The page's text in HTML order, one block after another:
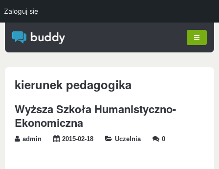
kierunek pedagogika
Wyższa Szkoła Humanistyczno-
Ekonomiczna
admin 2015-02-18 Uczelnia 0
Zaloguj się